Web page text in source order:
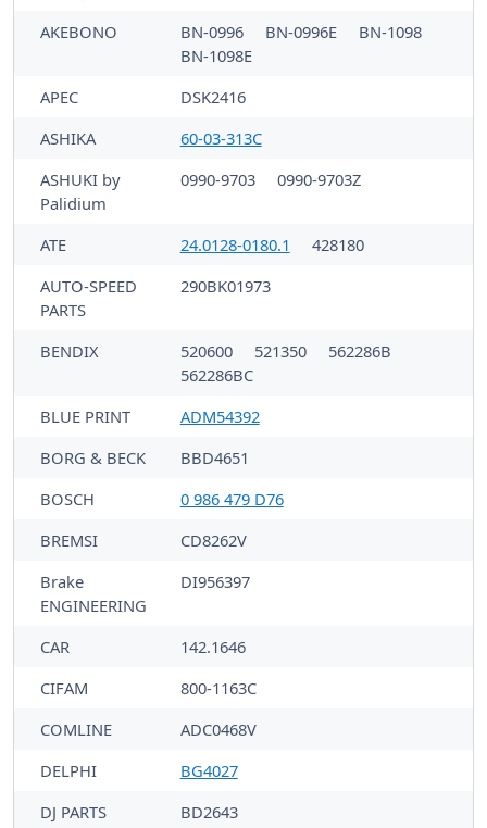
AKEBONO
BN-0996 BN-0996E
BN-1098
BN-1098E
APEC
DSK2416
ASHIKA
60-03-313C
ASHUKI by
Palidium
0990-9703 0990-9703Z
ATE 24.0128-0180.1
428180
AUTO-SPEED
PARTS
290BK01973
BENDIX 520600 521350
562286B
562286BC
BLUE PRINT
ADM54392
BORG & BECK
BBD4651
BOSCH
0 986 479 D76
BREMSI
CD8262V
Brake
ENGINEERING
DI956397
CAR
142.1646
CIFAM
800-1163C
COMLINE
ADC0468V
DELPHI
BG4027
DJ PARTS
BD2643